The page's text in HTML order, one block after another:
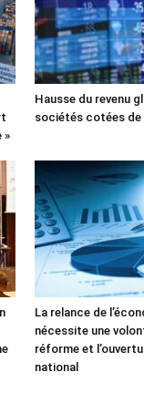
»
Hausse du revenu
sociétés cotées de
La relance de
nécessite une
réforme et
national